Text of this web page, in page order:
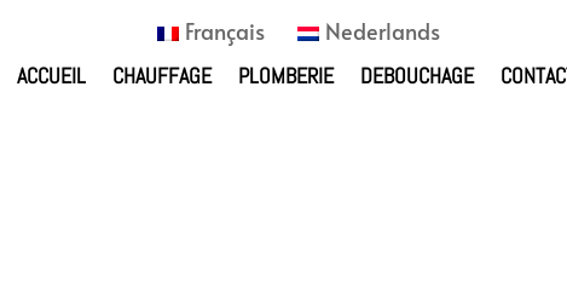
Français Nederlands
ACCUEIL CHAUFFAGE PLOMBERIE DEBOUCHAGE